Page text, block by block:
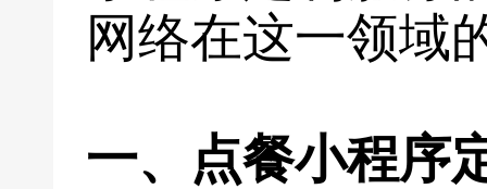
网络在这一领域
一、点餐小程序